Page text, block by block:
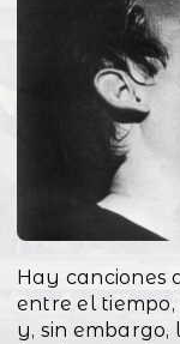
Hay canciones
entre el
y, sin embargo,